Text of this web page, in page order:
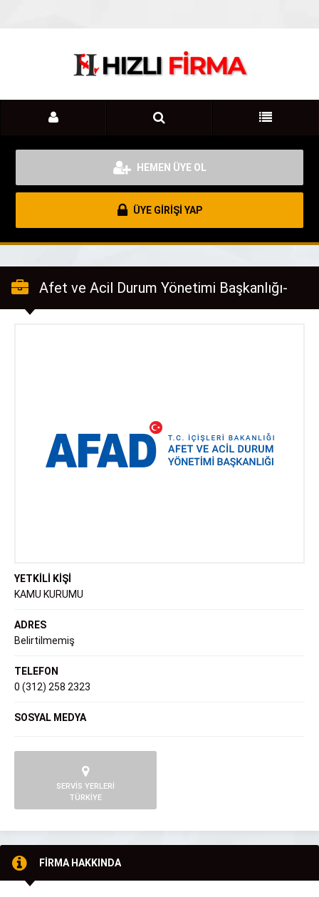
HEMEN ÜYE OL
ÜYE GİRİŞİ YAP
Afet ve Acil Durum Yönetimi Başkanlığı-
YETKİLİ KİŞİ
KAMU KURUMU
ADRES
Belirtilmemiş
TELEFON
0 (312) 258 2323
SOSYAL MEDYA
SERVİS YERLERİ
TÜRKİYE
FİRMA HAKKINDA